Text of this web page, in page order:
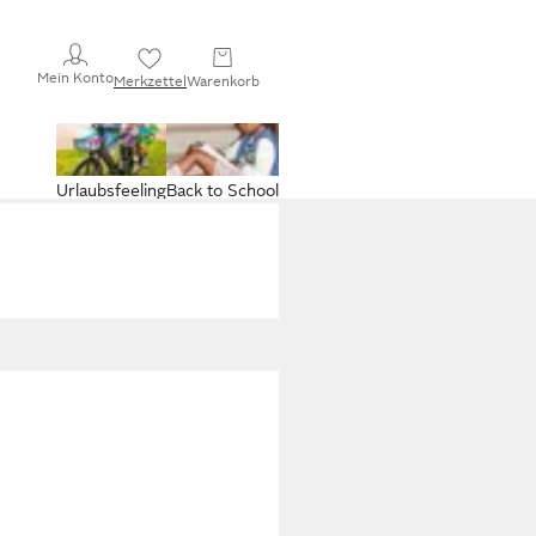
Mein KontoMerkzettelWarenkorb
Back to School
Urlaubsfeeling